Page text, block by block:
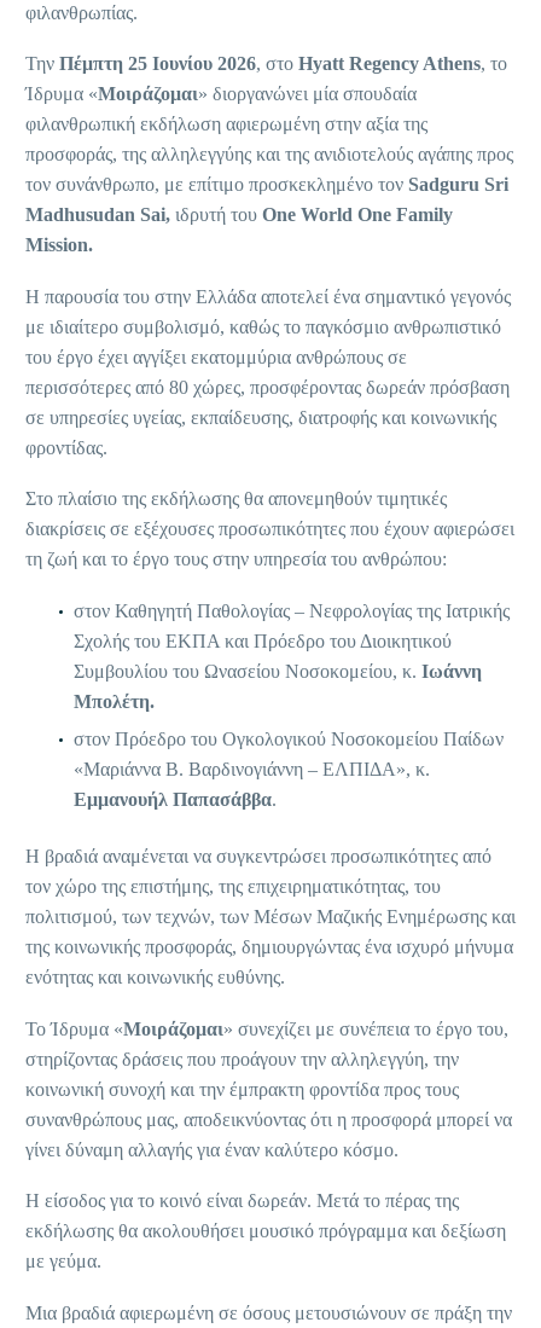
φιλανθρωπίας.
Την Πέμπτη 25 Ιουνίου 2026, στο Hyatt Regency Athens, το
Ίδρυμα «Μοιράζομαι» διοργανώνει μία σπουδαία
φιλανθρωπική εκδήλωση αφιερωμένη στην αξία της
προσφοράς, της αλληλεγγύης και της ανιδιοτελούς αγάπης προς
τον συνάνθρωπο, με επίτιμο προσκεκλημένο τον Sadguru Sri
Madhusudan Sai, ιδρυτή του One World One Family
Mission.
Η παρουσία του στην Ελλάδα αποτελεί ένα σημαντικό γεγονός
με ιδιαίτερο συμβολισμό, καθώς το παγκόσμιο ανθρωπιστικό
του έργο έχει αγγίξει εκατομμύρια ανθρώπους σε
περισσότερες από 80 χώρες, προσφέροντας δωρεάν πρόσβαση
σε υπηρεσίες υγείας, εκπαίδευσης, διατροφής και κοινωνικής
φροντίδας.
Στο πλαίσιο της εκδήλωσης θα απονεμηθούν τιμητικές
διακρίσεις σε εξέχουσες προσωπικότητες που έχουν αφιερώσει
τη ζωή και το έργο τους στην υπηρεσία του ανθρώπου:
στον Καθηγητή Παθολογίας – Νεφρολογίας της Ιατρικής
Σχολής του ΕΚΠΑ και Πρόεδρο του Διοικητικού
Συμβουλίου του Ωνασείου Νοσοκομείου, κ. Ιωάννη
Μπολέτη.
στον Πρόεδρο του Ογκολογικού Νοσοκομείου Παίδων
«Μαριάννα Β. Βαρδινογιάννη – ΕΛΠΙΔΑ», κ.
Εμμανουήλ Παπασάββα.
Η βραδιά αναμένεται να συγκεντρώσει προσωπικότητες από
τον χώρο της επιστήμης, της επιχειρηματικότητας, του
πολιτισμού, των τεχνών, των Μέσων Μαζικής Ενημέρωσης και
της κοινωνικής προσφοράς, δημιουργώντας ένα ισχυρό μήνυμα
ενότητας και κοινωνικής ευθύνης.
Το Ίδρυμα «Μοιράζομαι» συνεχίζει με συνέπεια το έργο του,
στηρίζοντας δράσεις που προάγουν την αλληλεγγύη, την
κοινωνική συνοχή και την έμπρακτη φροντίδα προς τους
συνανθρώπους μας, αποδεικνύοντας ότι η προσφορά μπορεί να
γίνει δύναμη αλλαγής για έναν καλύτερο κόσμο.
Η είσοδος για το κοινό είναι δωρεάν. Μετά το πέρας της
εκδήλωσης θα ακολουθήσει μουσικό πρόγραμμα και δεξίωση
με γεύμα.
Μια βραδιά αφιερωμένη σε όσους μετουσιώνουν σε πράξη την